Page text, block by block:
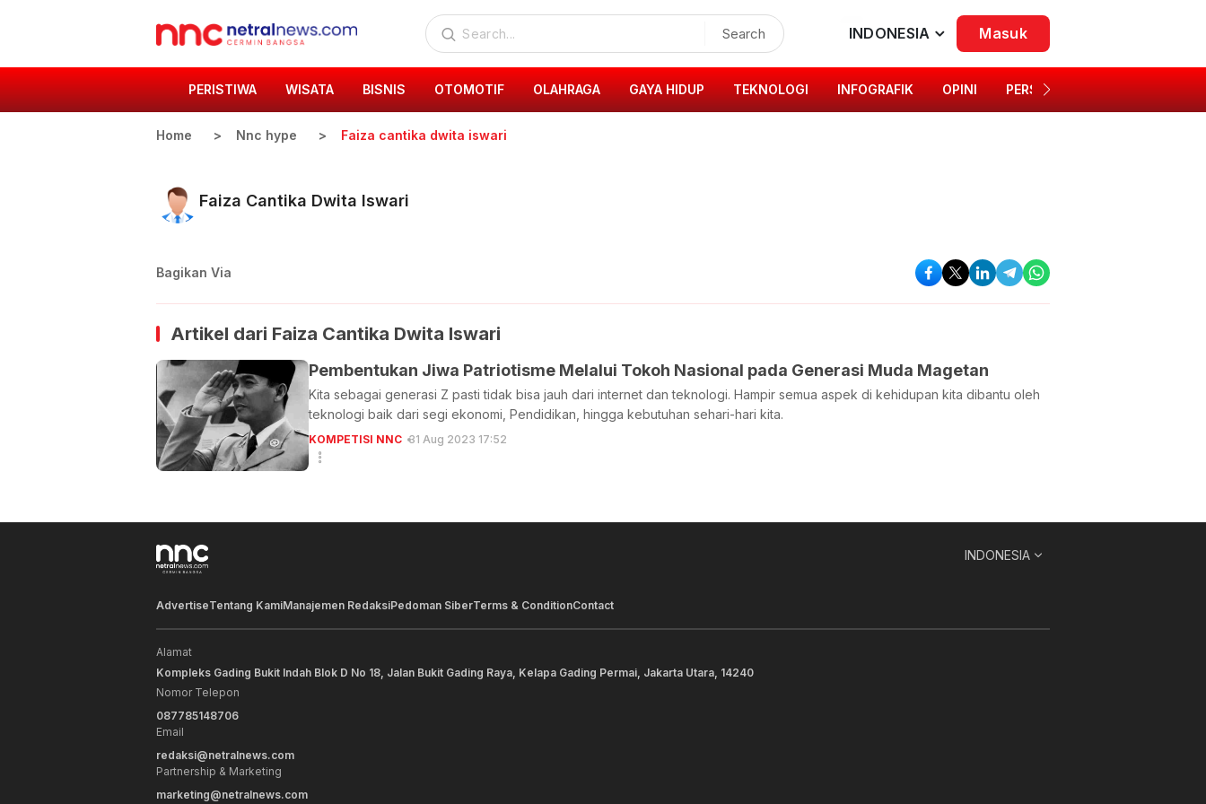
Search INDONESIA Masuk
PERISTIWA WISATA BISNIS OTOMOTIF OLAHRAGA GAYA HIDUP TEKNOLOGI INFOGRAFIK OPINI PERSONA
Home Nnc hype Faiza cantika dwita iswari
Faiza Cantika Dwita Iswari
Bagikan Via
Artikel dari Faiza Cantika Dwita Iswari
Pembentukan Jiwa Patriotisme Melalui Tokoh Nasional pada Generasi Muda Magetan
Kita sebagai generasi Z pasti tidak bisa jauh dari internet dan teknologi. Hampir semua aspek di kehidupan kita dibantu oleh
teknologi baik dari segi ekonomi, Pendidikan, hingga kebutuhan sehari-hari kita.
KOMPETISI NNC 31 Aug 2023 17:52
INDONESIA
AdvertiseTentang KamiManajemen RedaksiPedoman SiberTerms & ConditionContact
Alamat
Kompleks Gading Bukit Indah Blok D No 18, Jalan Bukit Gading Raya, Kelapa Gading Permai, Jakarta Utara, 14240
Nomor Telepon
087785148706
Email
redaksi@netralnews.com
Partnership & Marketing
marketing@netralnews.com